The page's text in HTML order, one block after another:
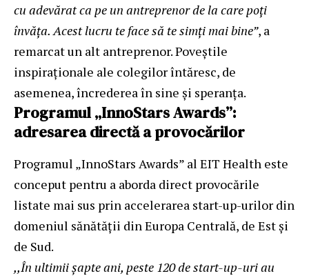
cu adevărat ca pe un antreprenor de la care poți
învăța. Acest lucru te face să te simți mai bine”, a
remarcat un alt antreprenor. Poveștile
inspiraționale ale colegilor întăresc, de
asemenea, încrederea în sine și speranța.
Programul „InnoStars Awards”:
adresarea directă a provocărilor
Programul „InnoStars Awards” al EIT Health este
conceput pentru a aborda direct provocările
listate mai sus prin accelerarea start-up-urilor din
domeniul sănătății din Europa Centrală, de Est și
de Sud.
,,În ultimii șapte ani, peste 120 de start-up-uri au